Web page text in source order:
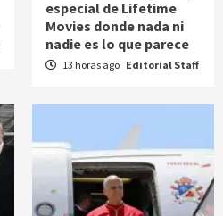
especial de Lifetime
Movies donde nada ni
nadie es lo que parece
13 horas ago Editorial Staff